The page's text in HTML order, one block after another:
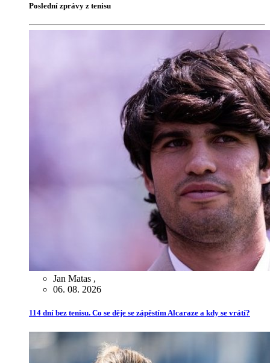
Poslední zprávy z tenisu
Jan Matas ,
06. 08. 2026
114 dní bez tenisu. Co se děje se zápěstím Alcaraze a kdy se vrátí?